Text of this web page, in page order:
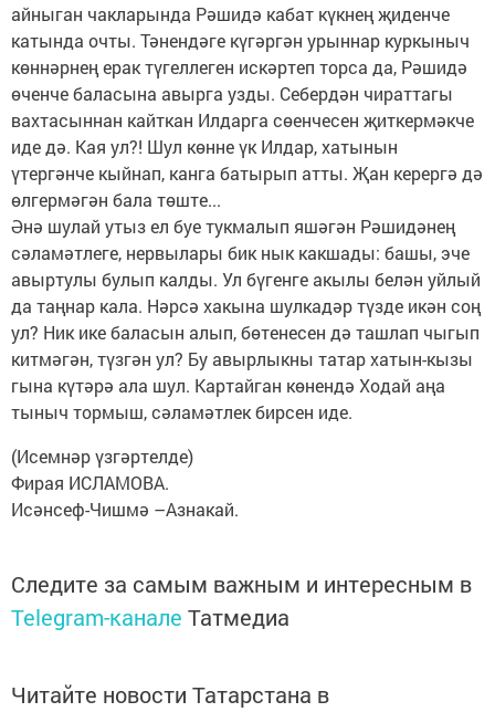
айныган чакларында Рәшидә кабат күкнең җиденче
катында очты. Тәнендәге күгәргән урыннар куркыныч
көннәрнең ерак түгеллеген искәртеп торса да, Рәшидә
өченче баласына авырга узды. Себердән чираттагы
вахтасыннан кайткан Илдарга сөенчесен җиткермәкче
иде дә. Кая ул?! Шул көнне үк Илдар, хатынын
үтергәнче кыйнап, канга батырып атты. Җан керергә дә
өлгермәгән бала төште...
Әнә шулай утыз ел буе тукмалып яшәгән Рәшидәнең
сәламәтлеге, нервылары бик нык какшады: башы, эче
авыртулы булып калды. Ул бүгенге акылы белән уйлый
да таңнар кала. Нәрсә хакына шулкадәр түзде икән соң
ул? Ник ике баласын алып, бөтенесен дә ташлап чыгып
китмәгән, түзгән ул? Бу авырлыкны татар хатын-кызы
гына күтәрә ала шул. Картайган көнендә Ходай аңа
тыныч тормыш, сәламәтлек бирсен иде.
(Исемнәр үзгәртелде)
Фирая ИСЛАМОВА.
Исәнсеф-Чишмә –Азнакай.
Следите за самым важным и интересным в
Telegram-канале Татмедиа
Читайте новости Татарстана в